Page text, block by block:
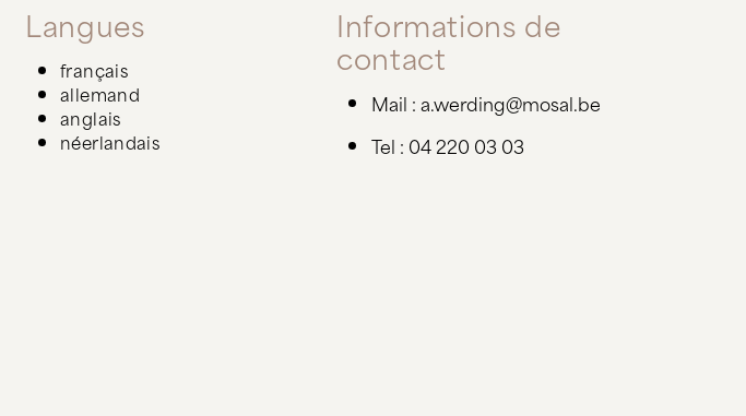
Langues
français
allemand
anglais
néerlandais
Informations de
contact
Mail : a.werding@mosal.be
Tel : 04 220 03 03